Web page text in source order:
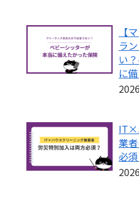
【
ラ
い
に
IT×
業
必須